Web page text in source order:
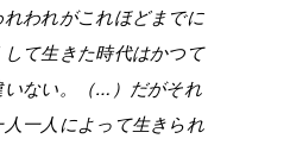
われがこれほどまでに
て生きた時代はかつて
いない。（…）だがそれ
一人によって生きられ